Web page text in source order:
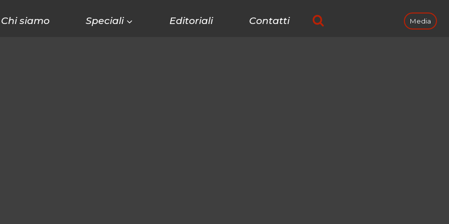
Chi siamo Speciali Editoriali Contatti Media